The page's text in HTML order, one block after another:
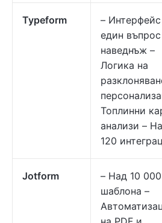
Typeform
–
един въпрос
наведнъж –
Логика на
Топлинни
анализи –
120
Jotform
– Над 10 000
шаблона –